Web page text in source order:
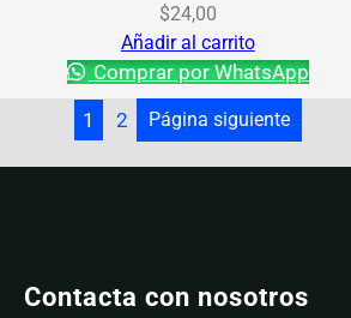
$24,00
Añadir al carrito
Comprar por WhatsApp
1
2 Página siguiente
Contacta con nosotros